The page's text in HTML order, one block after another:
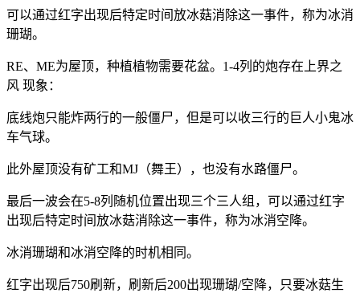
可以通过红字出现后特定时间放冰菇消除这一事件，称为冰消
珊瑚。
RE、ME为屋顶，种植植物需要花盆。1-4列的炮存在上界之
风 现象：
底线炮只能炸两行的一般僵尸，但是可以收三行的巨人小鬼冰
车气球。
此外屋顶没有矿工和MJ（舞王），也没有水路僵尸。
最后一波会在5-8列随机位置出现三个三人组，可以通过红字
出现后特定时间放冰菇消除这一事件，称为冰消空降。
冰消珊瑚和冰消空降的时机相同。
红字出现后750刷新，刷新后200出现珊瑚/空降，只要冰菇生